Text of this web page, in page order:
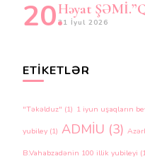
Həyat
31 İyul 2026
ETIKETLƏR
"Təkəlduz" (1) 1 iyun uşaqların
yubiley (1) ADMİU (3)
B.Vahabzadənin 100 illik yubileyi